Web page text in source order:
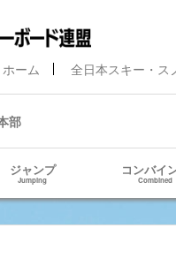
ホーム 全日本スキー・ス
部
ジャンプ
Jumping
コンバイ
Combined